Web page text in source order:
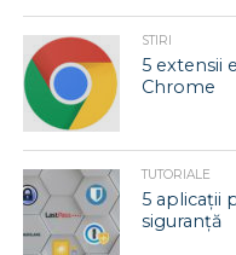
STIRI
5 extensii
Chrome
TUTORIALE
5 aplicații
siguranță